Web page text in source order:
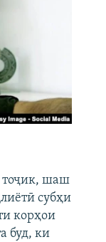
тоҷик, шаш
субҳи
корҳои
буд, ки